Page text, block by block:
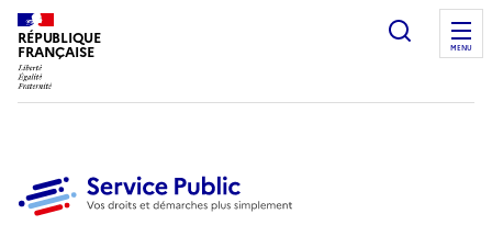
RÉPUBLIQUE
FRANÇAISE
Ouvrir
MENU